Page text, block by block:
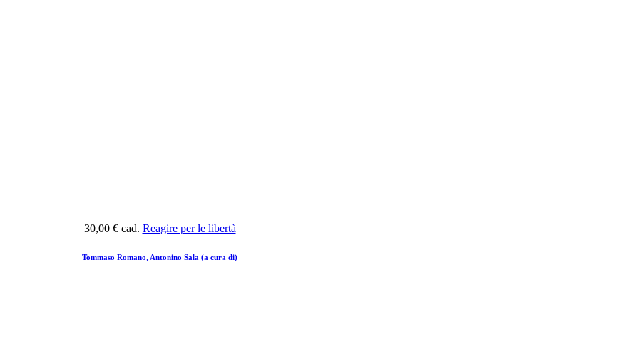
30,00 € cad. Reagire per le libertà
Tommaso Romano, Antonino Sala (a cura di)